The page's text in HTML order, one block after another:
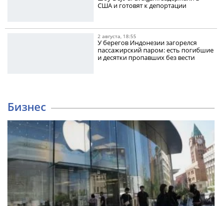
США и готовят к депортации
2 августа, 18:55
У берегов Индонезии загорелся
пассажирский паром: есть погибшие
и десятки пропавших без вести
Бизнес